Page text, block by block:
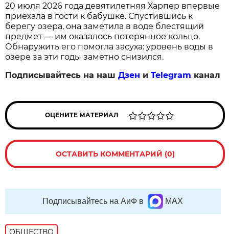
20 июля 2026 года девятилетняя Харпер впервые
приехала в гости к бабушке. Спустившись к
берегу озера, она заметила в воде блестящий
предмет — им оказалось потерянное кольцо.
Обнаружить его помогла засуха: уровень воды в
озере за эти годы заметно снизился.
Подписывайтесь на нашДзен иTelegram канал
ОЦЕНИТЕ МАТЕРИАЛ
ОСТАВИТЬ КОММЕНТАРИЙ (0)
Подписывайтесь на АиФ в MAX
ОБЩЕСТВО